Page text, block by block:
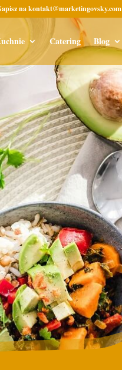
na kontakt@marketingovsky.com
Catering Blog